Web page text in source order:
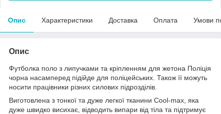
Опис Характеристики Доставка Оплата Умови
Опис
Футболка поло з липучками та кріпленням для жетона Поліція
чорна насамперед підійде для поліцейських. Також її можуть
носити працівники різних силових підрозділів.
Виготовлена з тонкої та дуже легкої тканини Cool-max, яка
дуже швидко висихає, відводить випари від тіла та підтримує